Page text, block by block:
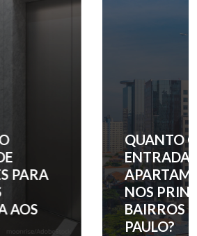
PARA
AOS
QUANTO
ENTRADA
NOS
BAIRROS
PAULO?